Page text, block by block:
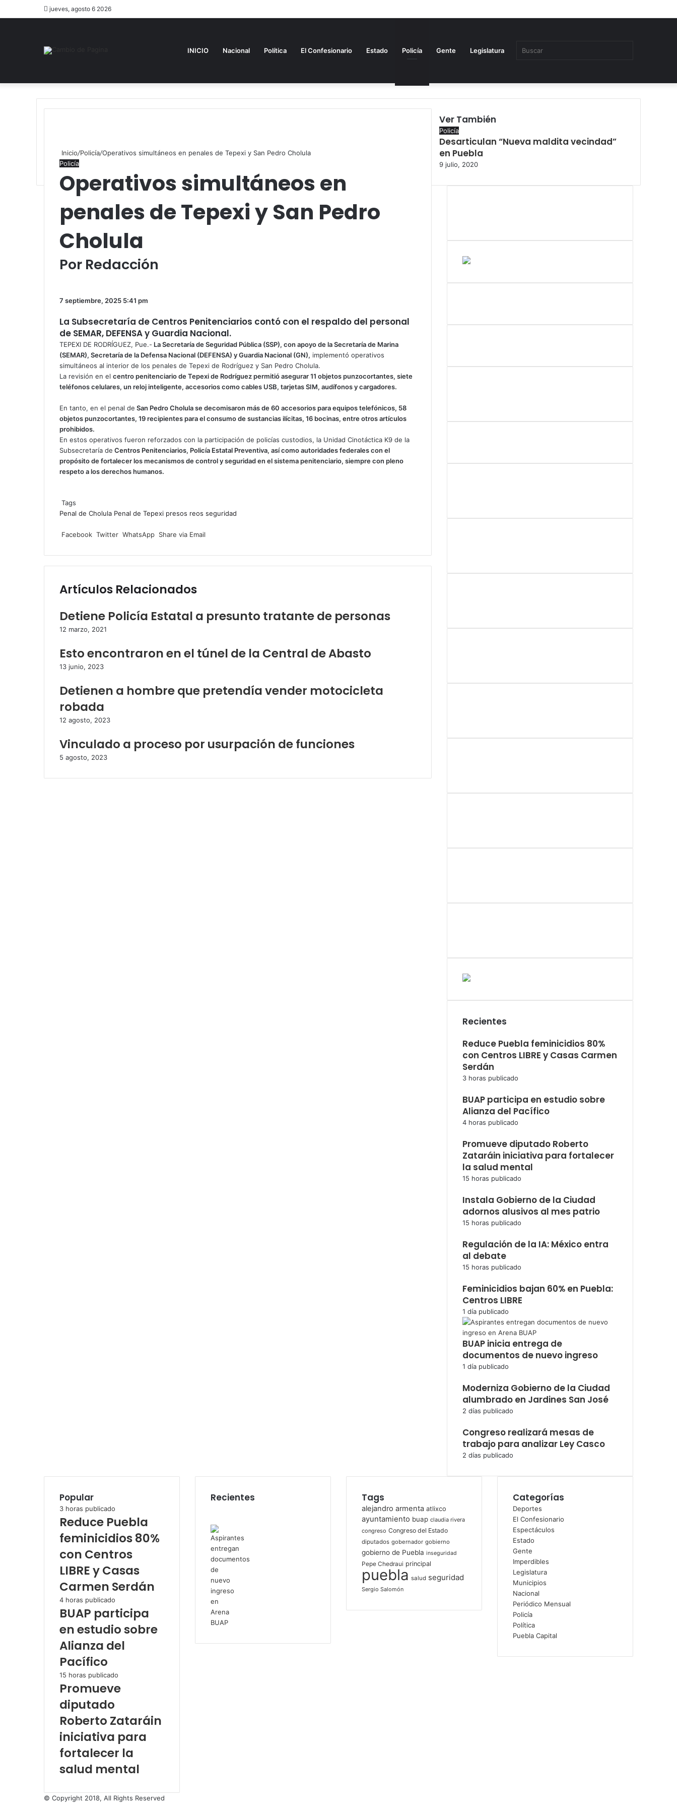
jueves, agosto 6 2026
INICIO Nacional Política El Confesionario Estado Policía Gente Legislatura
Inicio/Policía/Operativos simultáneos en penales de Tepexi y San Pedro Cholula
Policía
Operativos simultáneos en
penales de Tepexi y San Pedro
Cholula
Por Redacción
Email
7 septiembre, 2025 5:41 pm
La Subsecretaría de Centros Penitenciarios contó con el respaldo del personal
de SEMAR, DEFENSA y Guardia Nacional.
TEPEXI DE RODRÍGUEZ, Pue.- La Secretaría de Seguridad Pública (SSP), con apoyo de la Secretaría de Marina
(SEMAR), Secretaría de la Defensa Nacional (DEFENSA) y Guardia Nacional (GN), implementó operativos
simultáneos al interior de los penales de Tepexi de Rodríguez y San Pedro Cholula.
La revisión en el centro penitenciario de Tepexi de Rodríguez permitió asegurar 11 objetos punzocortantes, siete
teléfonos celulares, un reloj inteligente, accesorios como cables USB, tarjetas SIM, audífonos y cargadores.
En tanto, en el penal de San Pedro Cholula se decomisaron más de 60 accesorios para equipos telefónicos, 58
objetos punzocortantes, 19 recipientes para el consumo de sustancias ilícitas, 16 bocinas, entre otros artículos
prohibidos.
En estos operativos fueron reforzados con la participación de policías custodios, la Unidad Cinotáctica K9 de la
Subsecretaría de Centros Penitenciarios, Policía Estatal Preventiva, así como autoridades federales con el
propósito de fortalecer los mecanismos de control y seguridad en el sistema penitenciario, siempre con pleno
respeto a los derechos humanos.
Tags
Penal de Cholula Penal de Tepexi presos reos seguridad
via
Facebook Twitter WhatsApp Share via Email
Artículos Relacionados
Detiene Policía Estatal a presunto tratante de personas
12 marzo, 2021
Esto encontraron en el túnel de la Central de Abasto
13 junio, 2023
Detienen a hombre que pretendía vender motocicleta
robada
12 agosto, 2023
Vinculado a proceso por usurpación de funciones
5 agosto, 2023
Ver También
Close
Policía
Desarticulan “Nueva maldita vecindad”
en Puebla
9 julio, 2020
Recientes
Reduce Puebla feminicidios 80%
con Centros LIBRE y Casas Carmen
Serdán
3 horas publicado
BUAP participa en estudio sobre
Alianza del Pacífico
4 horas publicado
Promueve diputado Roberto
Zataráin iniciativa para fortalecer
la salud mental
15 horas publicado
Instala Gobierno de la Ciudad
adornos alusivos al mes patrio
15 horas publicado
Regulación de la IA: México entra
al debate
15 horas publicado
Feminicidios bajan 60% en Puebla:
Centros LIBRE
1 día publicado
BUAP inicia entrega de
documentos de nuevo ingreso
1 día publicado
Moderniza Gobierno de la Ciudad
alumbrado en Jardines San José
2 días publicado
Congreso realizará mesas de
trabajo para analizar Ley Casco
2 días publicado
Popular
3 horas publicado
Reduce Puebla
feminicidios 80%
con Centros
LIBRE y Casas
Carmen Serdán
4 horas publicado
BUAP participa
en estudio sobre
Alianza del
Pacífico
15 horas publicado
Promueve
diputado
Roberto Zataráin
iniciativa para
fortalecer la
salud mental
Recientes Tags
alejandro armenta atlixco
ayuntamiento buap claudia rivera
congreso Congreso del Estado
diputados gobernador gobierno
gobierno de Puebla inseguridad
Pepe Chedraui principal
puebla salud seguridad
Sergio Salomón
Categorías
Deportes
El Confesionario
Espectáculos
Estado
Gente
Imperdibles
Legislatura
Municipios
Nacional
Periódico Mensual
Policía
Política
Puebla Capital
© Copyright 2018, All Rights Reserved